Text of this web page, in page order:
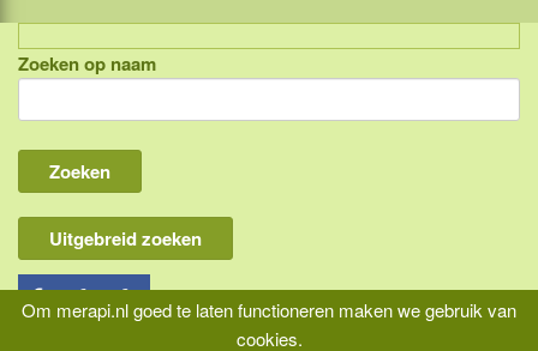
Om merapi.nl goed te laten functioneren maken we gebruik van
cookies.
Indonesië, eilandcombinaties
Bali
Lombok
Flores & Komodo
Overige Sunda eilanden
Java
Zoeken op naam
Uitgebreid zoeken